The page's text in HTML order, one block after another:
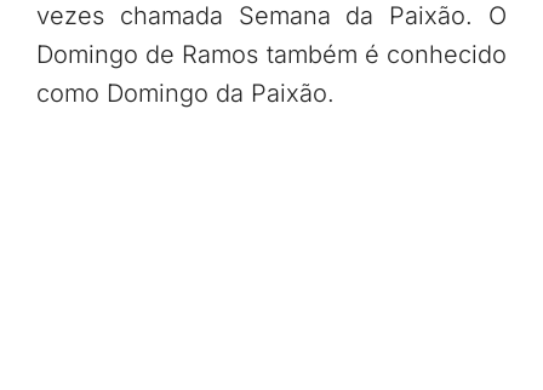
vezes chamada Semana da Paixão. O
Domingo de Ramos também é conhecido
como Domingo da Paixão.